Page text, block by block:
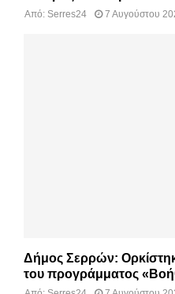
Από: Serres24 7 Αυγούστου
Δήμος Σερρών:
του προγράμματος